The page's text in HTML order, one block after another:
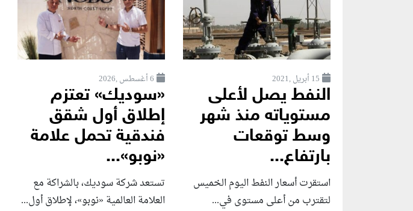
15 أبريل ,2021
النفط يصل لأعلى
مستوياته منذ شهر
وسط توقعات
بارتفاع...
استقرت أسعار النفط اليوم الخميس
لتقترب من أعلى مستوى في...
6 أغسطس ,2026
«سوديك» تعتزم
إطلاق أول شقق
فندقية تحمل علامة
«نوبو»...
تستعد شركة سوديك، بالشراكة مع
العلامة العالمية «نوبو»، لإطلاق أول...